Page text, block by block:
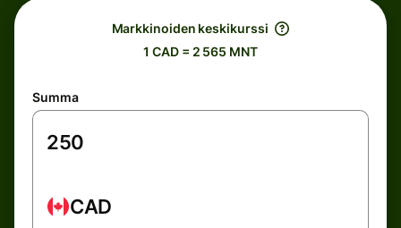
Markkinoiden keskikurssi
1 CAD = 2 565 MNT
Summa
CAD